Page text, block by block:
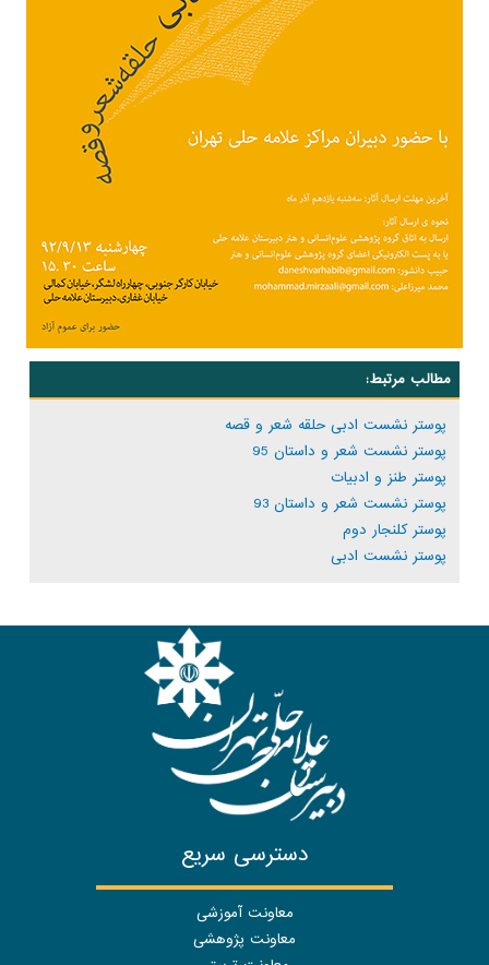
مطالب مرتبط:
پوستر نشست ادبی حلقه شعر و قصه
پوستر نشست شعر و داستان 95
پوستر طنز و ادبیات
پوستر نشست شعر و داستان 93
پوستر کلنجار دوم
پوستر نشست ادبی
دسترسی سریع
معاونت آموزشی
معاونت پژوهشی